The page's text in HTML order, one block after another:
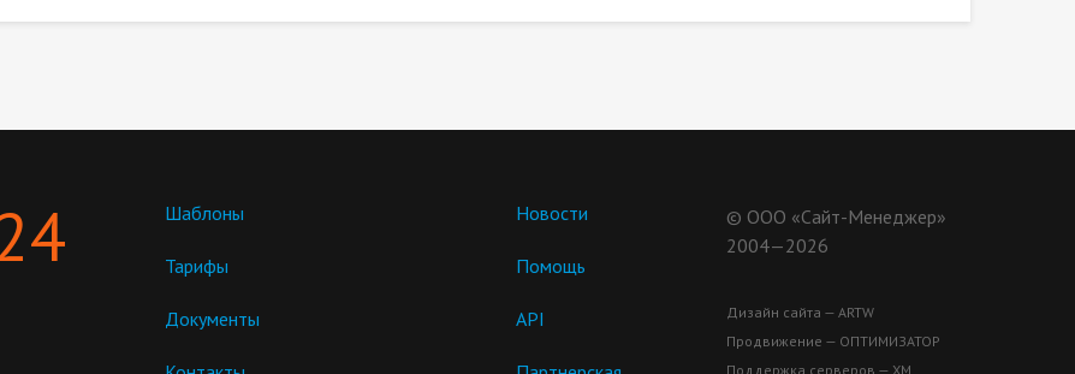
Шаблоны
Тарифы
Документы
Новости
Помощь
API
© ООО «Сайт-Менеджер»
2004—2026
Дизайн сайта — ARTW
Продвижение — ОПТИМИЗАТОР
Поддержка серверов — ХМ